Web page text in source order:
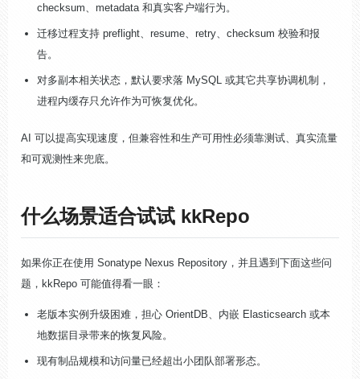
checksum、metadata 和真实客户端行为。
迁移过程支持 preflight、resume、retry、checksum 校验和报
告。
对多副本相关状态，默认要求落 MySQL 或其它共享协调机制，
进程内缓存只允许作为可恢复优化。
AI 可以提高实现速度，但兼容性和生产可用性必须靠测试、真实流量
和可观测性来兜底。
什么场景适合试试 kkRepo
如果你正在使用 Sonatype Nexus Repository，并且遇到下面这些问
题，kkRepo 可能值得看一眼：
老版本实例升级困难，担心 OrientDB、内嵌 Elasticsearch 或本
地数据目录带来的恢复风险。
现有制品规模和访问量已经超出小团队部署形态。